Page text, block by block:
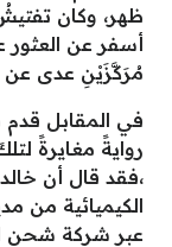
ظهر، وكان
أسفر عن
مُرَكَّزَيْنِ عدى عن
في المقابل
روايةً مغايرةً
،فقد قال أن
الكيميائية من
عبر شركة شحن